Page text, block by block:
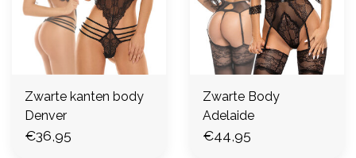
Zwarte kanten body
Denver
€36,95
Zwarte Body
Adelaide
€44,95